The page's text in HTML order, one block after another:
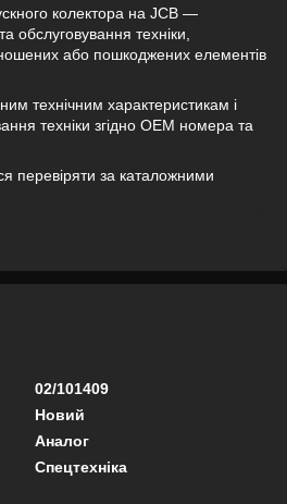
колектора на JCB —
обслуговування техніки,
або пошкоджених елементів
технічним характеристикам і
техніки згідно OEM номера та
перевіряти за каталожними
02/101409
Новий
Аналог
Спецтехніка